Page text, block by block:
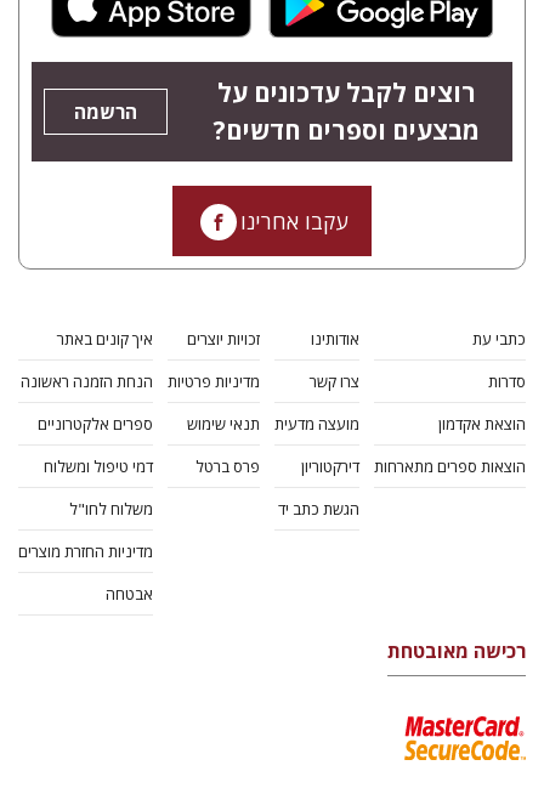
רוצים לקבל עדכונים על
מבצעים וספרים חדשים?
הרשמה
עקבו אחרינו
כתבי עת
סדרות
הוצאת אקדמון
הוצאות ספרים מתארחות
אודותינו
צרו קשר
מועצה מדעית
דירקטוריון
הגשת כתב יד
זכויות יוצרים
מדיניות פרטיות
תנאי שימוש
פרס ברטל
איך קונים באתר
הנחת הזמנה ראשונה
ספרים אלקטרוניים
דמי טיפול ומשלוח
משלוח לחו"ל
מדיניות החזרת מוצרים
אבטחה
רכישה מאובטחת